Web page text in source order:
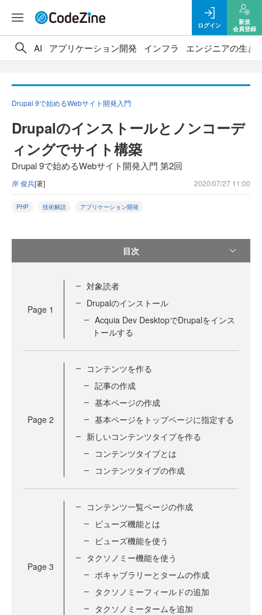
ログイン
新規
会員登録
AI アプリケーション開発 インフラ エンジニアの生き
Drupal 9で始めるWebサイト開発入門
Drupalのインストールとノンコーデ
ィングでサイト構築
Drupal 9で始めるWebサイト開発入門 第2回
岸 俊兵[著] 2020/07/27 11:00
PHP 技術解説 アプリケーション開発
目次
Page 1
対象読者
Drupalのインストール
Acquia Dev DesktopでDrupalをインス
トールする
Page 2
コンテンツを作る
記事の作成
基本ページの作成
基本ページをトップページに指定する
新しいコンテンツタイプを作る
コンテンツタイプとは
コンテンツタイプの作成
Page 3
コンテンツ一覧ページの作成
ビューズ機能とは
ビューズ機能を使う
タクソノミー機能を使う
ボキャブラリーとタームの作成
タクソノミーフィールドの追加
タクソノミータームを追加